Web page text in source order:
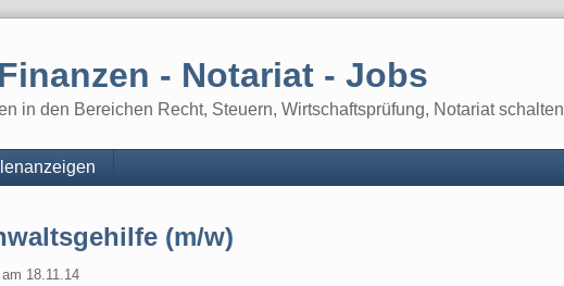
- Notariat - Jobs
in den Bereichen Recht, Steuern, Wirtschaftsprüfung, Notariat schalten
(m/w)
am 18.11.14